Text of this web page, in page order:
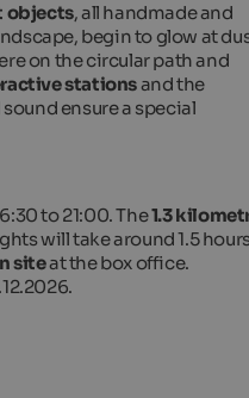
objects, all handmade and
begin to glow at
on the circular path and
stationsand the
ensure a special
to 21:00. The1.3
will take around 1.5
siteat the box office.